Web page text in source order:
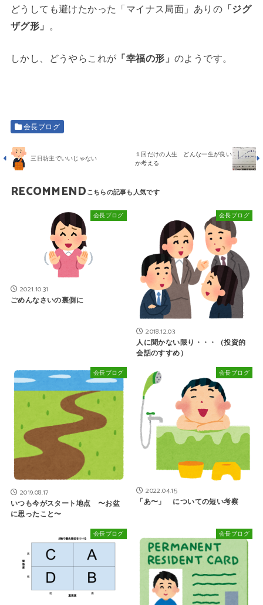
どうしても避けたかった「マイナス局面」ありの「ジグ
ザグ形」 。
しかし、どうやらこれが 「幸福の形」 のようです。
会長ブログ
１回だけの人生 どんな一生が良い
か考える
三日坊主でいいじゃない
RECOMMEND
会長ブログ
2021.10.31
ごめんなさいの裏側に
会長ブログ
2018.12.03
人に聞かない限り・・・（投資的
会話のすすめ）
会長ブログ
2019.08.17
いつも今がスタート地点 〜お盆
に思ったこと〜
会長ブログ
2022.04.15
「あ〜」 についての短い考察
会長ブログ 会長ブログ